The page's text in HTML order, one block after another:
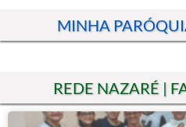
MINHA
REDE NAZARÉ |